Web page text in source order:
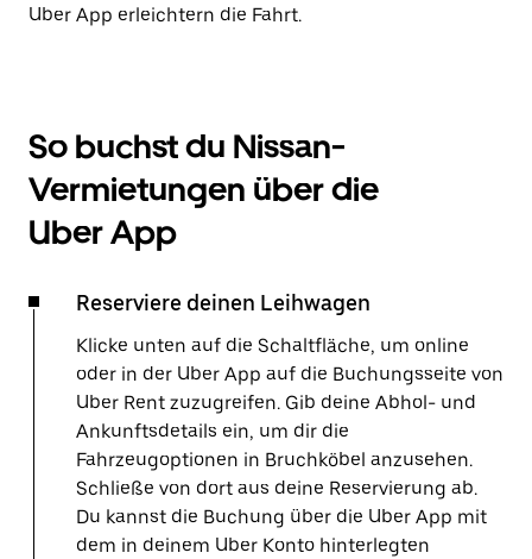
Uber App erleichtern die Fahrt.
So buchst du Nissan-
Vermietungen über die
Uber App
Reserviere deinen Leihwagen
Klicke unten auf die Schaltfläche, um online
oder in der Uber App auf die Buchungsseite von
Uber Rent zuzugreifen. Gib deine Abhol- und
Ankunftsdetails ein, um dir die
Fahrzeugoptionen in Bruchköbel anzusehen.
Schließe von dort aus deine Reservierung ab.
Du kannst die Buchung über die Uber App mit
dem in deinem Uber Konto hinterlegten